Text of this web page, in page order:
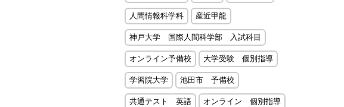
人間情報科学科 産近甲龍
神戸大学 国際人間科学部 入試科目
オンライン予備校 大学受験 個別指導
学習院大学 池田市 予備校
共通テスト 英語 オンライン 個別指導